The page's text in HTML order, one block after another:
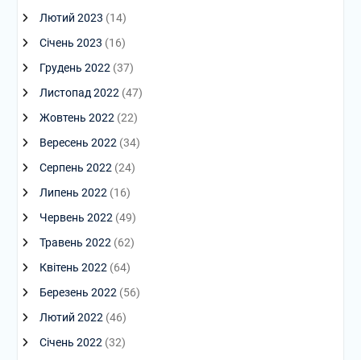
Лютий 2023 (14)
Січень 2023 (16)
Грудень 2022 (37)
Листопад 2022 (47)
Жовтень 2022 (22)
Вересень 2022 (34)
Серпень 2022 (24)
Липень 2022 (16)
Червень 2022 (49)
Травень 2022 (62)
Квітень 2022 (64)
Березень 2022 (56)
Лютий 2022 (46)
Січень 2022 (32)